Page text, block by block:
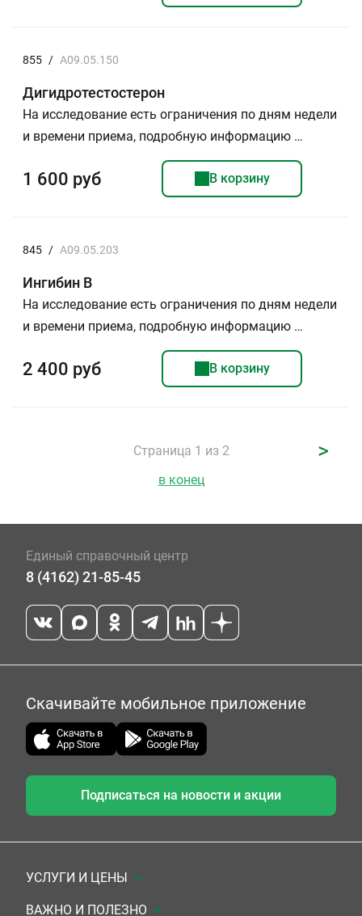
855 / A09.05.150
Дигидротестостерон
На исследование есть ограничения по дням недели
и времени приема, подробную информацию …
1 600 руб В корзину
845 / A09.05.203
Ингибин В
На исследование есть ограничения по дням недели
и времени приема, подробную информацию …
2 400 руб В корзину
Страница 1 из 2 >
в конец
Единый справочный центр
8 (4162) 21-85-45
Скачивайте мобильное приложение
Подписаться на новости и акции
УСЛУГИ И ЦЕНЫ
Анализы
ВАЖНО И ПОЛЕЗНО